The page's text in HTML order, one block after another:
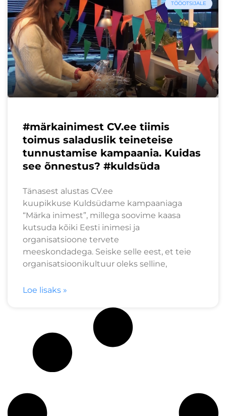
TÖÖOTSIJALE
#märkainimest CV.ee tiimis
toimus saladuslik teineteise
tunnustamise kampaania. Kuidas
see õnnestus? #kuldsüda
Tänasest alustas CV.ee
kuupikkuse Kuldsüdame kampaaniaga
“Märka inimest”, millega soovime kaasa
kutsuda kõiki Eesti inimesi ja
organisatsioone tervete
meeskondadega. Seiske selle eest, et teie
organisatsioonikultuur oleks selline,
Loe lisaks »